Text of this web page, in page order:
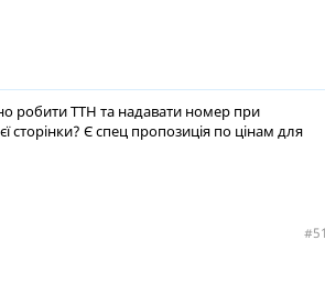
робити ТТН та надавати номер при
Є спец пропозиція по цінам для